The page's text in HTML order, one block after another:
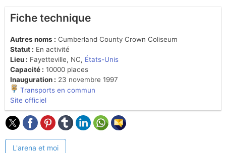
Fiche technique
Autres noms : Cumberland County Crown Coliseum
Statut : En activité
Lieu : Fayetteville, NC, États-Unis
Capacité : 10000 places
Inauguration : 23 novembre 1997
Transports en commun
Site officiel
L'arena et moi